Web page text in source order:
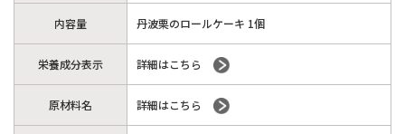
内容量 丹波栗のロールケーキ 1個
栄養成分表示 詳細はこちら
原材料名 詳細はこちら